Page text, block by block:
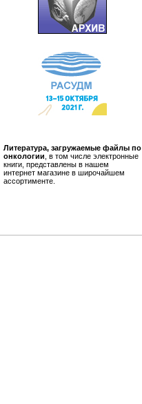
Литература, загружаемые файлы по
онкологии , в том числе электронные
книги, представлены в нашем
интернет магазине в широчайшем
ассортименте.